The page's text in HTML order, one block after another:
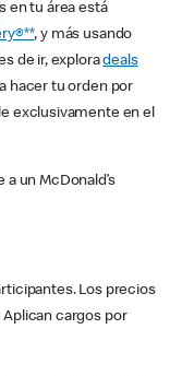
en tu área está
, y más usando
de ir, exploradeals
hacer tu orden por
exclusivamente en el
un McDonald’s
Los precios
cargos por